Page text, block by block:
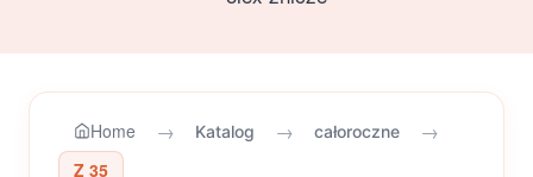
Home → Katalog → całoroczne →
Z 35